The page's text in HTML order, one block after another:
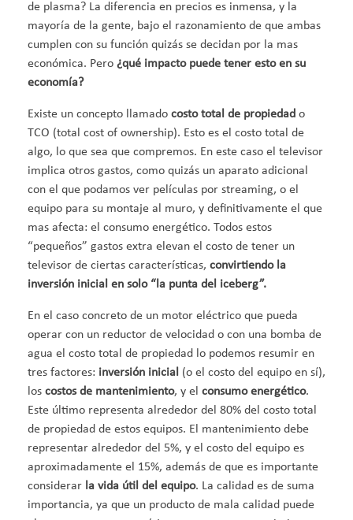
de plasma? La diferencia en precios es inmensa, y la
mayoría de la gente, bajo el razonamiento de que ambas
cumplen con su función quizás se decidan por la mas
económica. Pero ¿qué impacto puede tener esto en su
economía?
Existe un concepto llamado costo total de propiedad o
TCO (total cost of ownership). Esto es el costo total de
algo, lo que sea que compremos. En este caso el televisor
implica otros gastos, como quizás un aparato adicional
con el que podamos ver películas por streaming, o el
equipo para su montaje al muro, y definitivamente el que
mas afecta: el consumo energético. Todos estos
“pequeños” gastos extra elevan el costo de tener un
televisor de ciertas características, convirtiendo la
inversión inicial en solo “la punta del iceberg”.
En el caso concreto de un motor eléctrico que pueda
operar con un reductor de velocidad o con una bomba de
agua el costo total de propiedad lo podemos resumir en
tres factores: inversión inicial (o el costo del equipo en sí),
los costos de mantenimiento, y el consumo energético.
Este último representa alrededor del 80% del costo total
de propiedad de estos equipos. El mantenimiento debe
representar alrededor del 5%, y el costo del equipo es
aproximadamente el 15%, además de que es importante
considerar la vida útil del equipo. La calidad es de suma
importancia, ya que un producto de mala calidad puede